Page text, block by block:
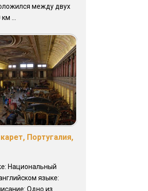
между двух
...
Португалия,
Национальный
языке:
Одно из